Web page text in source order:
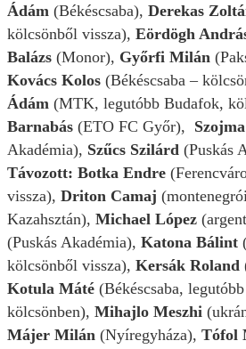
Ádám (Békéscsaba), Derekas
kölcsönből vissza), Eördögh
Balázs (Monor), Győrfi Milán
Kovács Kolos (Békéscsaba –
Ádám (MTK, legutóbb Budafok,
Barnabás (ETO FC Győr),
Akadémia), Szűcs Szilárd (Puskás
Távozott: Botka Endre
vissza), Driton Camaj
Kazahsztán), Michael López
(Puskás Akadémia), Katona Bálint
kölcsönből vissza), Kersák Roland
Kotula Máté (Békéscsaba,
kölcsönben), Mihajlo Meszhi
Májer Milán (Nyíregyháza), Tófol